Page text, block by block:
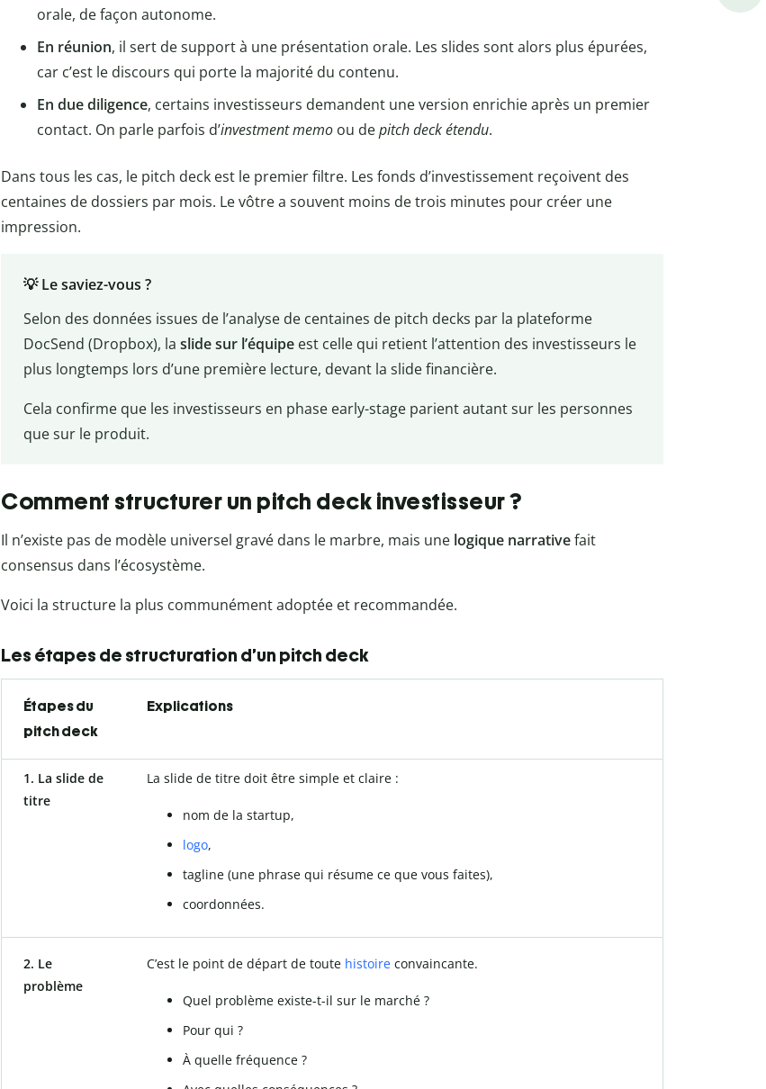
orale, de façon autonome.
En réunion, il sert de support à une présentation orale. Les slides sont alors plus épurées,
car c’est le discours qui porte la majorité du contenu.
En due diligence, certains investisseurs demandent une version enrichie après un premier
contact. On parle parfois d’investment memo ou depitch deck étendu.
Dans tous les cas, le pitch deck est le premier filtre. Les fonds d’investissement reçoivent des
centaines de dossiers par mois. Le vôtre a souvent moins de trois minutes pour créer une
impression.
💡 Le saviez-vous ?
Selon des données issues de l’analyse de centaines de pitch decks par la plateforme
DocSend (Dropbox), la slide sur l’équipeest celle qui retient l’attention des investisseurs le
plus longtemps lors d’une première lecture, devant la slide financière.
Cela confirme que les investisseurs en phase early-stage parient autant sur les personnes
que sur le produit.
Comment structurer un pitch deck investisseur ?
Il n’existe pas de modèle universel gravé dans le marbre, mais une logique narrativefait
consensus dans l’écosystème.
Voici la structure la plus communément adoptée et recommandée.
Les étapes de structuration d’un pitch deck
Étapes du
pitch deck
Explications
1. La slide de
titre
La slide de titre doit être simple et claire :
nom de la startup,
logo,
tagline (une phrase qui résume ce que vous faites),
coordonnées.
2. Le
problème
C’est le point de départ de toute histoire convaincante.
Quel problème existe-t-il sur le marché ?
Pour qui ?
À quelle fréquence ?